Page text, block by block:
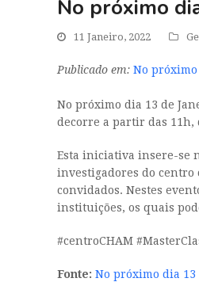
No próximo
11 Janeiro, 2022
Publicado em: No
No próximo dia 13 de
decorre a partir das 11h,
Esta iniciativa insere-se
investigadores do centro
convidados. Nestes
instituições, os quais
#centroCHAM
Fonte: No próximo dia